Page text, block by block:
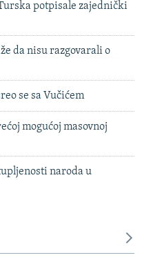
potpisale zajednički
da nisu razgovarali o
se sa Vučićem
mogućoj masovnoj
naroda u